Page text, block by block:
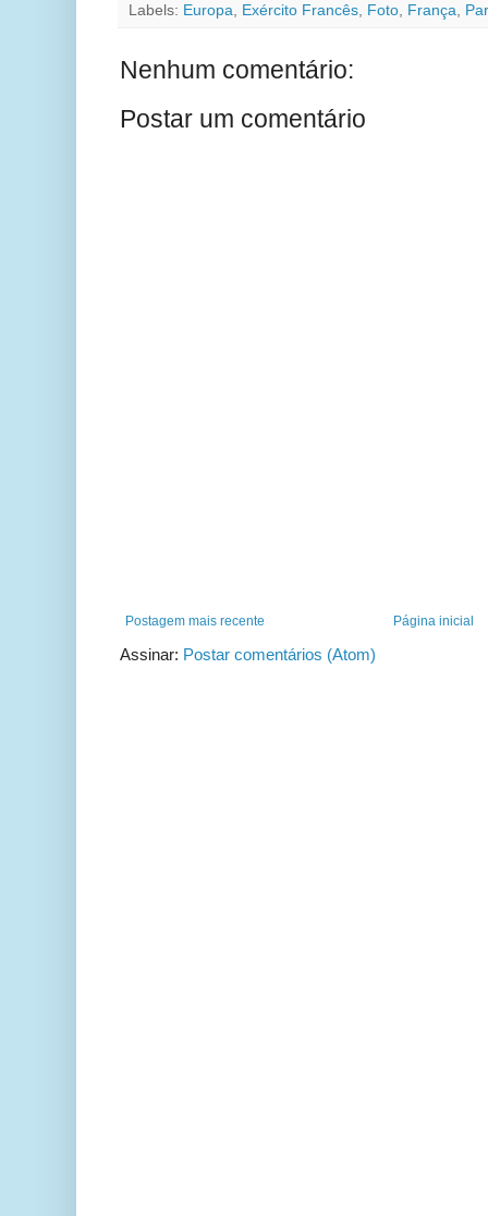
Labels: Europa Exército Francês Foto França
Nenhum comentário:
Postar um comentário
Postagem mais recente Página inicial
Assinar: Postar comentários (Atom)